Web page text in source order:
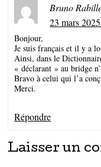
Bruno
23 mars
Bonjour,
Je suis français et il y a
Ainsi, dans le
« déclarant » au bridge
Bravo à celui qui l’a
Merci.
Répondre
Laisser un